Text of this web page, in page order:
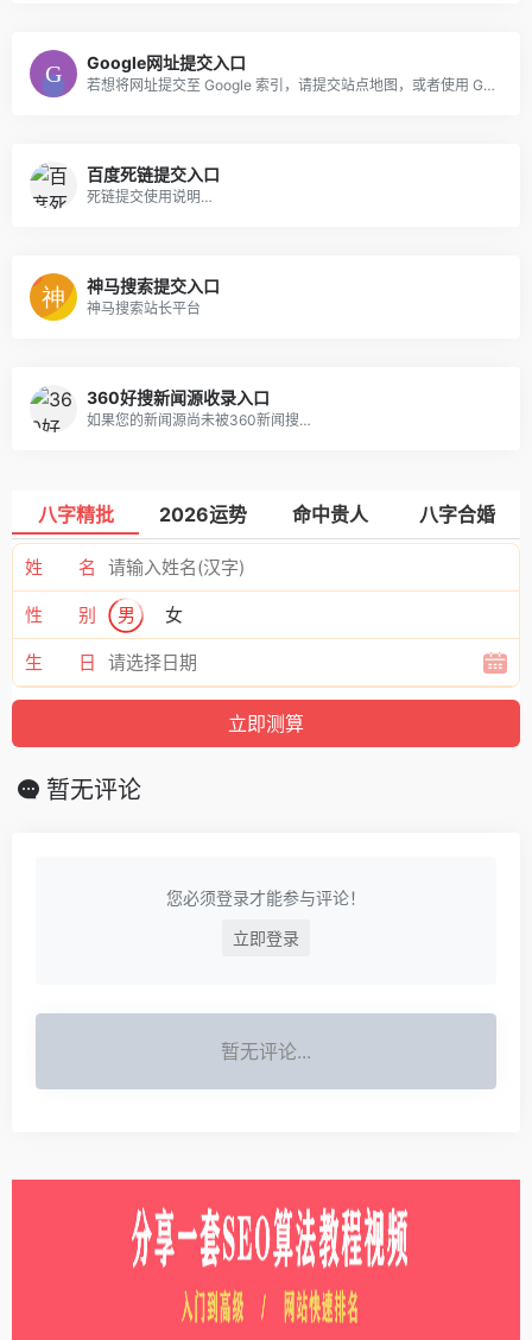
Google网址提交入口
若想将网址提交至 Google 索引，请提交站点地图，或者使用 Google 抓取工具。
百度死链提交入口
死链提交使用说明…
神马搜索提交入口
神马搜索站长平台
360好搜新闻源收录入口
如果您的新闻源尚未被360新闻搜…
八字精批 2026运势 命中贵人 八字合婚
姓 名
性 别 男 女
生 日
暂无评论
您必须登录才能参与评论！
立即登录
暂无评论...